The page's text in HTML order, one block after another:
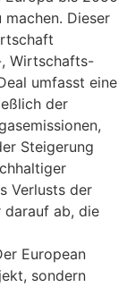
Dieser
Wirtschafts-
umfasst eine
der
Steigerung
Verlusts der
ab, die
European
sondern